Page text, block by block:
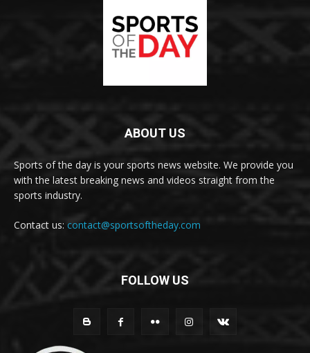
ABOUT US
Sports of the day is your sports news website. We provide you
with the latest breaking news and videos straight from the
sports industry.
Contact us: contact@sportsoftheday.com
FOLLOW US